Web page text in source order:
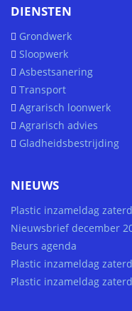
DIENSTEN
Grondwerk
Sloopwerk
Asbestsanering
Transport
Agrarisch loonwerk
Agrarisch advies
Gladheidsbestrijding
NIEUWS
Plastic inzameldag
Nieuwsbrief december
Beurs agenda
Plastic inzameldag
Plastic inzameldag